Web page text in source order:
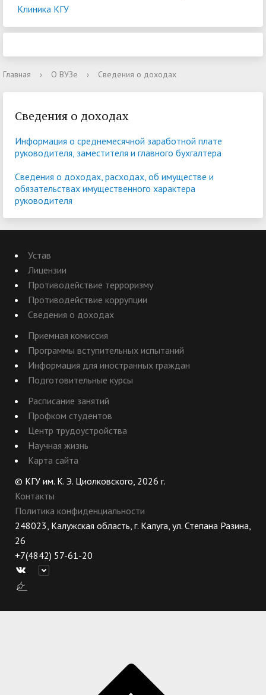
Клиника КГУ
Главная › О ВУЗе › Сведения о доходах
Сведения о доходах
Информация о среднемесячной заработной плате
руководителя, заместителя и главного бухгалтера
Сведения o доходах, расходах, об имуществе и
обязательствах имущественного характера
руководителя
Устав
Лицензии
Противодействие терроризму
Противодействие коррупции
Сведения о доходах
Приемная комиссия
Программы вступительных испытаний
Информация для иностранных граждан
Подготовительные курсы
Расписание занятий
Профком студентов
Центр трудоустройства
Научная жизнь
Карта сайта
© КГУ им. К. Э. Циолковского, 2026 г.
Контакты
Политика конфиденциальности
248023, Калужская область, г. Калуга, ул. Степана Разина,
26
+7(4842) 57-61-20